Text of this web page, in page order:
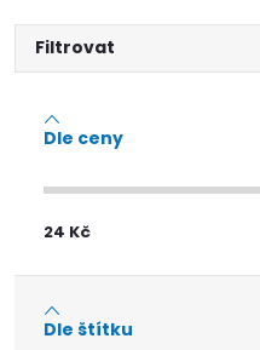
Filtrovat
Dle ceny
24 Kč
Dle štítku